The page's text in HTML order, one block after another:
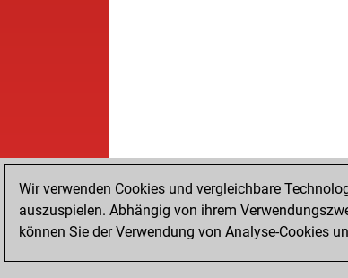
Wir verwenden Cookies und vergleichbare
auszuspielen. Abhängig von ihrem
können Sie der Verwendung von Analyse-Cookies